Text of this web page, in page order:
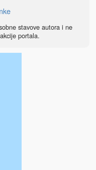
stavove autora i ne
portala.